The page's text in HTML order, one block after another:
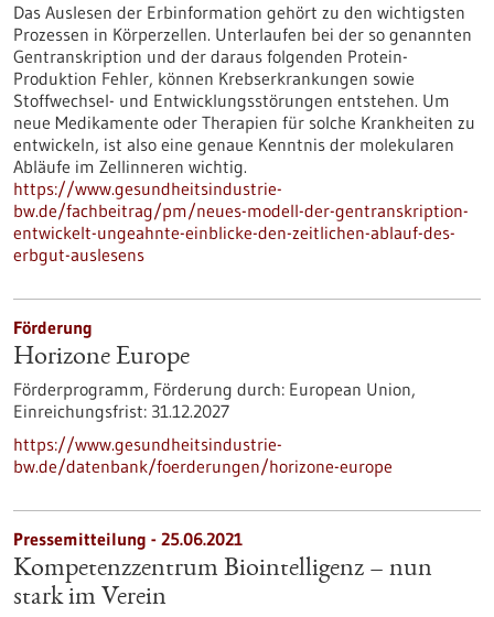
Das Auslesen der Erbinformation gehört zu den wichtigsten
Prozessen in Körperzellen. Unterlaufen bei der so genannten
Gentranskription und der daraus folgenden Protein-
Produktion Fehler, können Krebserkrankungen sowie
Stoffwechsel- und Entwicklungsstörungen entstehen. Um
neue Medikamente oder Therapien für solche Krankheiten zu
entwickeln, ist also eine genaue Kenntnis der molekularen
Abläufe im Zellinneren wichtig.
https://www.gesundheitsindustrie-
bw.de/fachbeitrag/pm/neues-modell-der-gentranskription-
entwickelt-ungeahnte-einblicke-den-zeitlichen-ablauf-des-
erbgut-auslesens
Förderung
Horizone Europe
Förderprogramm, Förderung durch: European Union,
Einreichungsfrist: 31.12.2027
https://www.gesundheitsindustrie-
bw.de/datenbank/foerderungen/horizone-europe
Pressemitteilung - 25.06.2021
Kompetenzzentrum Biointelligenz – nun
stark im Verein